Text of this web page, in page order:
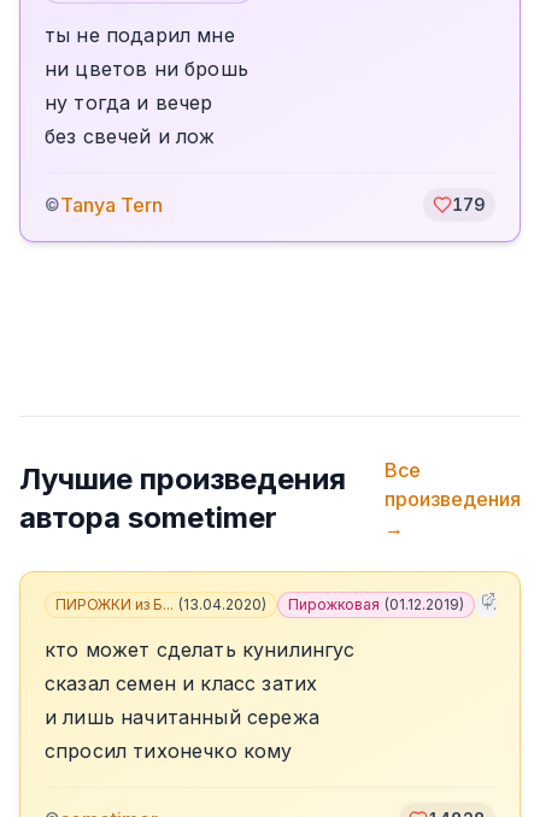
ты не подарил мне
ни цветов ни брошь
ну тогда и вечер
без свечей и лож
©Tanya Tern 179
Лучшие произведения
автора sometimer
Все
произведения
→
ПИРОЖКИ из Б... (13.04.2020) Пирожковая (01.12.2019) +7
кто может сделать кунилингус
сказал семен и класс затих
и лишь начитанный сережа
спросил тихонечко кому